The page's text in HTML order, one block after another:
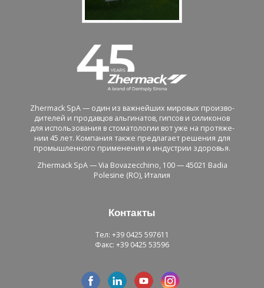
Zhermack SpA — один из важ­ней­ших ми­ро­вых про­из­во­
ди­те­лей и про­дав­цов аль­ги­на­тов, гип­сов и си­ли­ко­нов
для ис­поль­зо­ва­ния в сто­ма­то­ло­гии вот уже на про­тя­же­
нии 45 лет. Ком­па­ния также пред­ла­га­ет ре­ше­ния для
про­мыш­лен­но­го при­ме­не­ния и ин­ду­стрии здо­ро­вья.
Zhermack SpA — Via Bovazecchino, 100 — 45021 Badia
Polesine (RO), Ита­лия
Кон­так­ты
Тел: +39 0425 597611
Факс: +39 0425 53596